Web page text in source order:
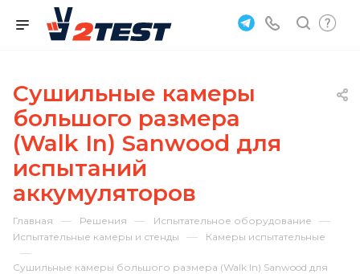
Сушильные камеры
большого размера
(Walk In) Sanwood для
испытаний
аккумуляторов
Главная — Решения — Испытательное оборудование —
Испытательные камеры и стенды — Камеры испытательные
—
Сушильные камеры большого размера (Walk In) Sanwood для